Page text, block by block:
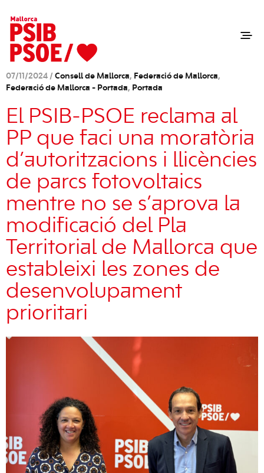
07/11/2024 / Consell de Mallorca, Federació de Mallorca,
Federació de Mallorca - Portada, Portada
El PSIB-PSOE reclama al
PP que faci una moratòria
d’autoritzacions i llicències
de parcs fotovoltaics
mentre no se s’aprova la
modificació del Pla
Territorial de Mallorca que
estableixi les zones de
desenvolupament
prioritari